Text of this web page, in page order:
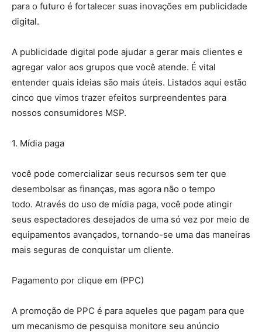
para o futuro é fortalecer suas inovações em publicidade
digital.
A publicidade digital pode ajudar a gerar mais clientes e
agregar valor aos grupos que você atende. É vital
entender quais ideias são mais úteis. Listados aqui estão
cinco que vimos trazer efeitos surpreendentes para
nossos consumidores MSP.
1. Mídia paga
você pode comercializar seus recursos sem ter que
desembolsar as finanças, mas agora não o tempo
todo. Através do uso de mídia paga, você pode atingir
seus espectadores desejados de uma só vez por meio de
equipamentos avançados, tornando-se uma das maneiras
mais seguras de conquistar um cliente.
Pagamento por clique em (PPC)
A promoção de PPC é para aqueles que pagam para que
um mecanismo de pesquisa monitore seu anúncio